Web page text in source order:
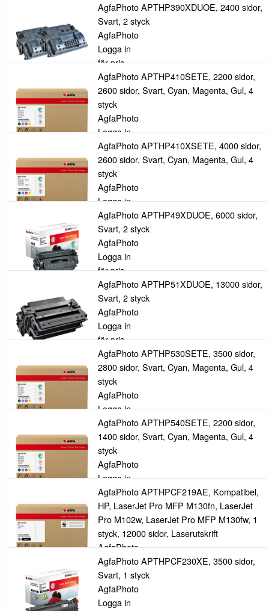
AgfaPhoto APTHP390XDUOE, 2400 sidor,
Svart, 2 styck
AgfaPhoto
Logga in
för pris
AgfaPhoto APTHP410SETE, 2200 sidor,
2600 sidor, Svart, Cyan, Magenta, Gul, 4
styck
AgfaPhoto
Logga in
för pris
AgfaPhoto APTHP410XSETE, 4000 sidor,
2600 sidor, Svart, Cyan, Magenta, Gul, 4
styck
AgfaPhoto
Logga in
för pris
AgfaPhoto APTHP49XDUOE, 6000 sidor,
Svart, 2 styck
AgfaPhoto
Logga in
för pris
AgfaPhoto APTHP51XDUOE, 13000 sidor,
Svart, 2 styck
AgfaPhoto
Logga in
för pris
AgfaPhoto APTHP530SETE, 3500 sidor,
2800 sidor, Svart, Cyan, Magenta, Gul, 4
styck
AgfaPhoto
Logga in
för pris
AgfaPhoto APTHP540SETE, 2200 sidor,
1400 sidor, Svart, Cyan, Magenta, Gul, 4
styck
AgfaPhoto
Logga in
för pris
AgfaPhoto APTHPCF219AE, Kompatibel,
HP, LaserJet Pro MFP M130fn, LaserJet
Pro M102w, LaserJet Pro MFP M130fw, 1
styck, 12000 sidor, Laserutskrift
AgfaPhoto
Logga in
för pris
AgfaPhoto APTHPCF230XE, 3500 sidor,
Svart, 1 styck
AgfaPhoto
Logga in